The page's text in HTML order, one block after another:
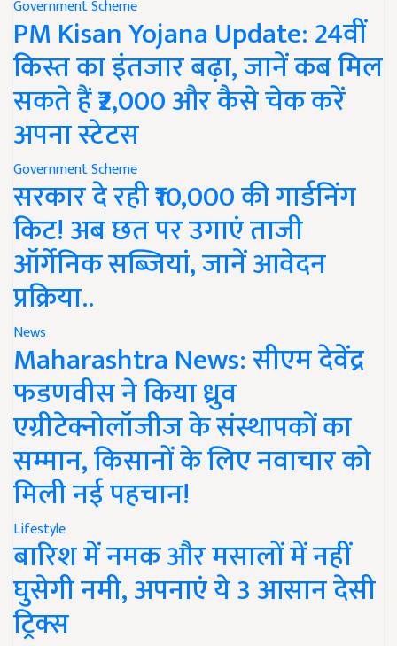
Government Scheme
PM Kisan Yojana Update: 24वीं
किस्त का इंतजार बढ़ा, जानें कब मिल
सकते हैं ₹2,000 और कैसे चेक करें
अपना स्टेटस
Government Scheme
सरकार दे रही ₹10,000 की गार्डनिंग
किट! अब छत पर उगाएं ताजी
ऑर्गेनिक सब्जियां, जानें आवेदन
प्रक्रिया..
News
Maharashtra News: सीएम देवेंद्र
फडणवीस ने किया ध्रुव
एग्रीटेक्नोलॉजीज के संस्थापकों का
सम्मान, किसानों के लिए नवाचार को
मिली नई पहचान!
Lifestyle
बारिश में नमक और मसालों में नहीं
घुसेगी नमी, अपनाएं ये 3 आसान देसी
ट्रिक्स